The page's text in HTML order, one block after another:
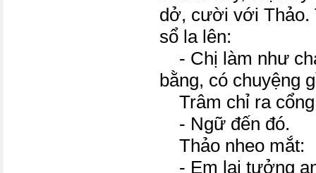
dở, cười với Thảo.
sổ la lên:
- Chị làm như
bằng, có chuyệng
Trâm chỉ ra
- Ngữ đến đó.
Thảo nheo mắt:
- Em lại tưởng